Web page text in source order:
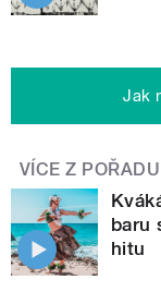
Jak
VÍCE Z POŘADU
baru
hitu